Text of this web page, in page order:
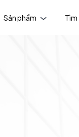
Sản phẩm Tìm